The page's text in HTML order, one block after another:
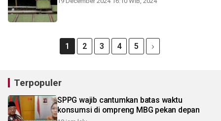
1 2 3 4 5
Terpopuler
SPPG wajib cantumkan batas waktu
konsumsi di ompreng MBG pekan depan